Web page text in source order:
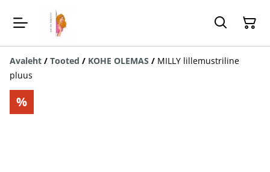
Avaleht / Tooted / KOHE OLEMAS / MILLY lillemustriline
pluus
%